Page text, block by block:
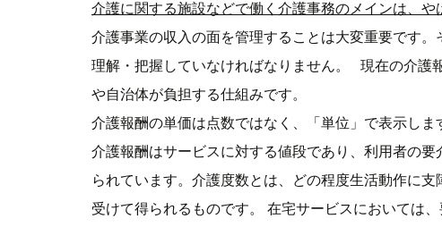
介護に関する施設などで働く介護事務のメインは、
介護事業の収入の面を管理することは大変重要です
理解・把握していなければなりません。 現在の介護
や自治体が負担する仕組みです。
介護報酬の単価は点数ではなく、「単位」で表示しま
介護報酬はサービスに対する値段であり、利用者の
られています。介護度数とは、どの程度生活動作に
受けて得られるものです。 在宅サービスにおいては